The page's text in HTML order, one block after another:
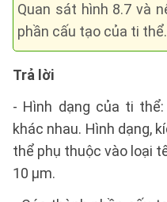
Quan sát hình 8.7 và
phần cấu tạo của ti thể.
Trả lời
- Hình dạng của ti
khác nhau. Hình dạng,
thể phụ thuộc vào loại
10 µm.